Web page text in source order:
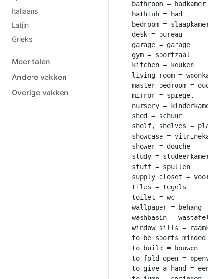
Italiaans
Latijn
Grieks
Meer talen
Andere vakken
Overige vakken
bathroom = badkamer
bathtub = bad
bedroom =
desk = bureau
garage = garage
gym = sportzaal
kitchen = keuken
living room =
master bedroom =
mirror = spiegel
nursery =
shed = schuur
shelf, shelves =
showcase =
shower = douche
study =
stuff = spullen
supply closet =
tiles = tegels
toilet = wc
wallpaper = behang
washbasin = wastafel
window sills =
to be sports
to build = bouwen
to fold open =
to give a hand =